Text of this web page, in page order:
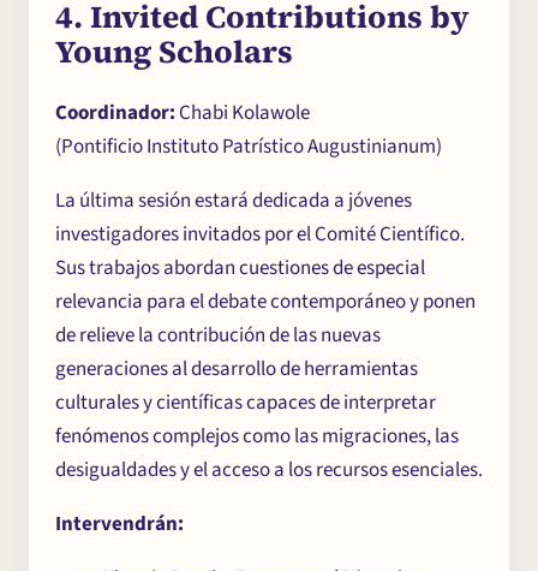
4. Invited Contributions by
Young Scholars
Coordinador: Chabi Kolawole
(Pontificio Instituto Patrístico Augustinianum)
La última sesión estará dedicada a jóvenes
investigadores invitados por el Comité Científico.
Sus trabajos abordan cuestiones de especial
relevancia para el debate contemporáneo y ponen
de relieve la contribución de las nuevas
generaciones al desarrollo de herramientas
culturales y científicas capaces de interpretar
fenómenos complejos como las migraciones, las
desigualdades y el acceso a los recursos esenciales.
Intervendrán: